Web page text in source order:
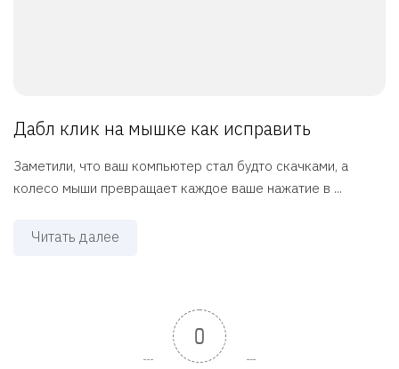
Дабл клик на мышке как исправить
Заметили, что ваш компьютер стал будто скачками, а
колесо мыши превращает каждое ваше нажатие в ...
Читать далее
0